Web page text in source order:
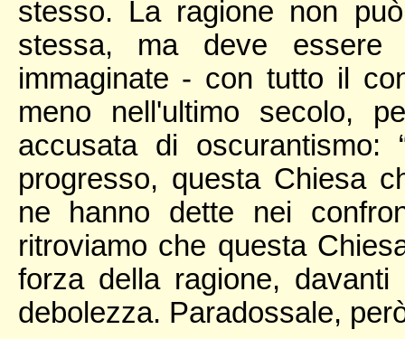
stesso. La ragione non
stessa, ma deve
immaginate - con tutto il
meno nell'ultimo secolo,
accusata di
progresso, questa Chiesa
ne hanno dette nei
ritroviamo che questa
forza della ragione,
debolezza. Paradossale,